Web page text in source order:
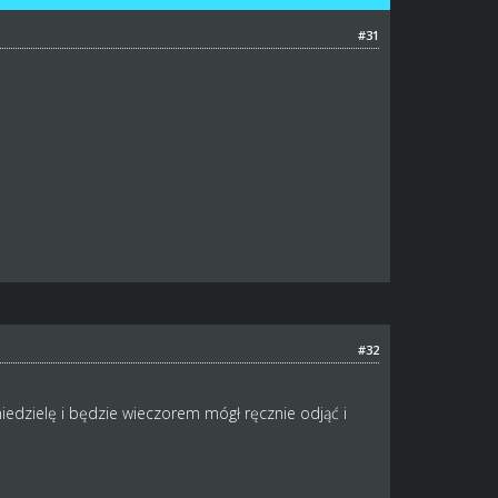
#31
#32
i będzie wieczorem mógł ręcznie odjąć i